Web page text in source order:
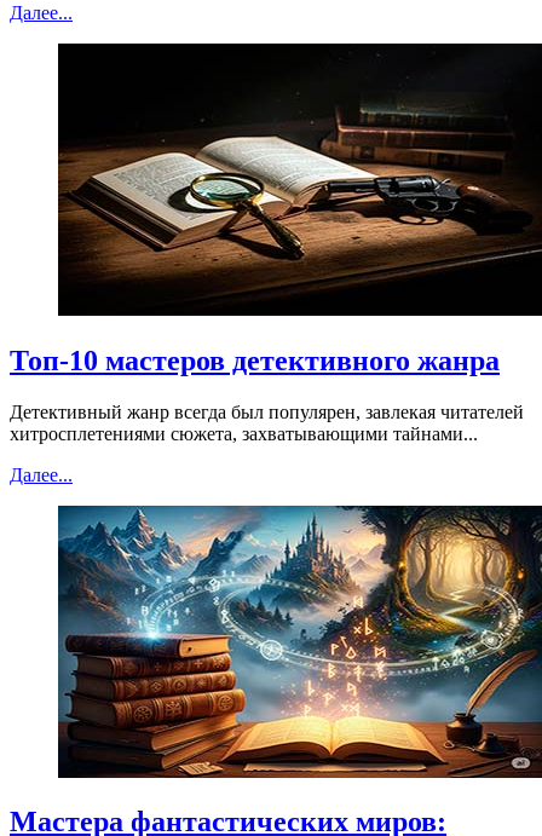
Далее...
Топ-10 мастеров детективного жанра
Детективный жанр всегда был популярен, завлекая читателей
хитросплетениями сюжета, захватывающими тайнами...
Далее...
Мастера фантастических миров: